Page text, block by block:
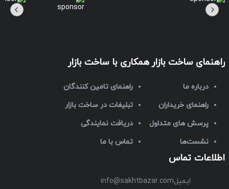
راهنمای ساخت بازار
درباره ما
راهنمای خریداران
پرسش های متداول
نشست‌ها
همکاری با ساخت بازار
راهنمای تامین کنندگان
تبلیغات در ساخت بازار
دریافت نمایندگی
تماس با ما
اطلاعات تماس
ایمیلinfo@sakhtbazar.com